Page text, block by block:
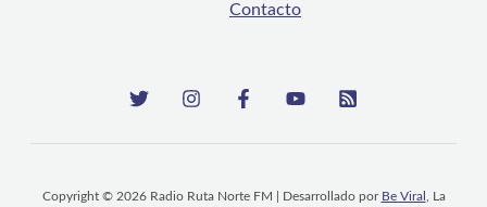
Contacto
Copyright © 2026 Radio Ruta Norte FM | Desarrollado por Be Viral , La